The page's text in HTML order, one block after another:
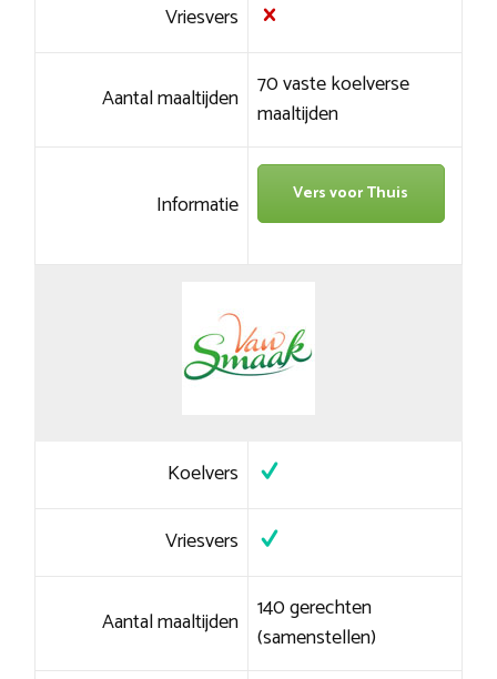
Vriesvers
Aantal maaltijden 70 vaste koelverse
maaltijden
Informatie Vers voor Thuis
Koelvers
Vriesvers
Aantal maaltijden 140 gerechten
(samenstellen)